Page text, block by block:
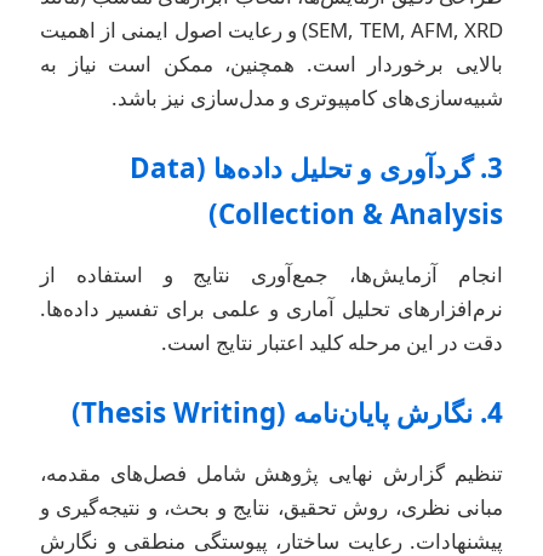
SEM, TEM, AFM, XRD) و رعایت اصول ایمنی از اهمیت
برخوردار است. همچنین، ممکن است نیاز به
کامپیوتری و مدل‌سازی نیز باشد.
3. گردآوری و تحلیل داده‌ها (Data
Collection &
آزمایش‌ها، جمع‌آوری نتایج و استفاده از
تحلیل آماری و علمی برای تفسیر داده‌ها.
در این مرحله کلید اعتبار نتایج است.
گزارش نهایی پژوهش شامل فصل‌های مقدمه،
نظری، روش تحقیق، نتایج و بحث، و نتیجه‌گیری و
رعایت ساختار، پیوستگی منطقی و نگارش